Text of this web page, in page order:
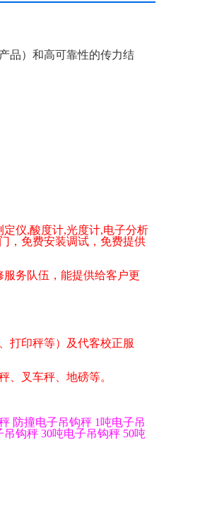
品）和高可靠性的传力结
定仪,酸度计,光度计,电子分析
，免费安装调试，免费提供
务队伍，能提供给客户更
打印秤等）及代客校正服
、叉车秤、地磅等。
防撞电子吊钩秤 1 吨电子吊
吊钩秤 30吨电子吊钩秤 50吨